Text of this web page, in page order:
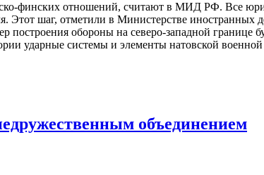
финских отношений, считают в МИД РФ. Все
Этот шаг, отметили в Министерстве
обороны на северо-западной границе
ударные системы и элементы натовской
объединением